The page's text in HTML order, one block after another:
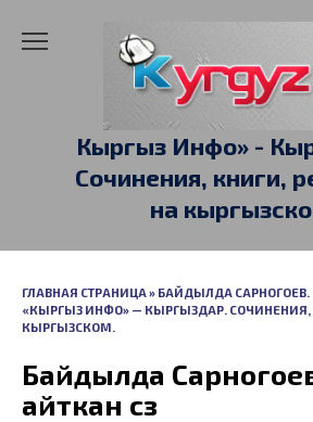
Кыргыз Инфо» -
Сочинения, книги,
на
ГЛАВНАЯ СТРАНИЦА» БАЙДЫЛДА САРНОГОЕВ.
«КЫРГЫЗ ИНФО» — КЫРГЫЗДАР. СОЧИНЕНИЯ,
КЫРГЫЗСКОМ.
Байдылда
айткан сөз